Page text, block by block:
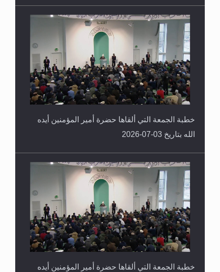
خطبة الجمعة التي ألقاها حضرة أمير المؤمنين أيده
الله بتاريخ 03-07-2026
خطبة الجمعة التي ألقاها حضرة أمير المؤمنين أيده